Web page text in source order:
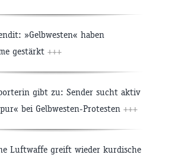
»Gelbwesten« haben
gestärkt +++
gibt zu: Sender sucht aktiv
bei Gelbwesten-Protesten +++
Luftwaffe greift wieder kurdische